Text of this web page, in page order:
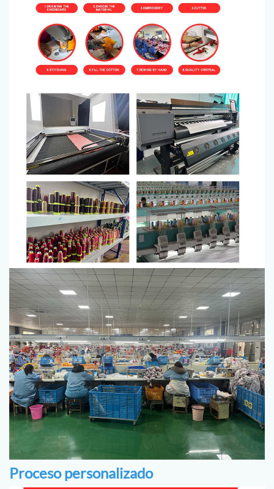
Proceso personalizado